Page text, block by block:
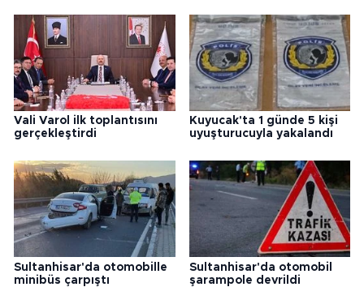
Vali Varol ilk toplantısını
gerçekleştirdi
Kuyucak'ta 1 günde 5 kişi
uyuşturucuyla yakalandı
Sultanhisar'da otomobille
minibüs çarpıştı
Sultanhisar'da otomobil
şarampole devrildi